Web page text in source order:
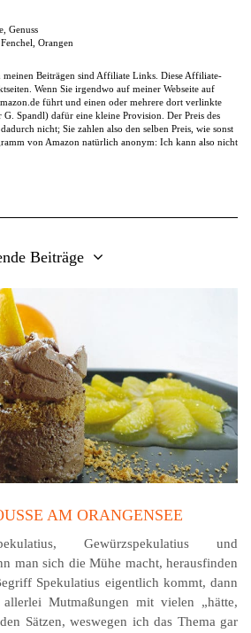
, Genuss
Fenchel Orangen
Beiträgen sind Affiliate Links. Diese Affiliate-
Wenn Sie irgendwo auf meiner Webseite auf
führt und einen oder mehrere dort verlinkte
Spandl) dafür eine kleine Provision. Der Preis des
nicht; Sie zahlen also den selben Preis, wie sonst
von Amazon natürlich anonym: Ich kann also nicht
Beiträge
AM ORANGENSEE
Gewürzspekulatius und
man sich die Mühe macht, herausfinden
Spekulatius eigentlich kommt, dann
Mutmaßungen mit vielen „hätte,
Sätzen, weswegen ich das Thema gar